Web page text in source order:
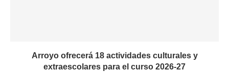
Arroyo ofrecerá 18 actividades culturales y
extraescolares para el curso 2026-27